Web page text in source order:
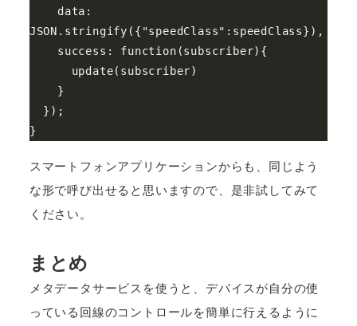
data :
JSON . stringify ({ "speedClass" : speedClass}),
success : function (subscriber){
update( subscriber)
}
});
}
スマートフォンアプリケーションからも、同じよう
な形で呼び出せると思いますので、是非試してみて
ください。
まとめ
メタデータサービスを使うと、デバイスが自分の使
っている回線のコントロールを簡単に行えるように